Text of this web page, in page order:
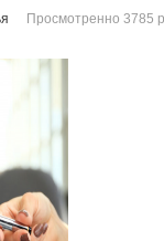
Просмотренно 3785